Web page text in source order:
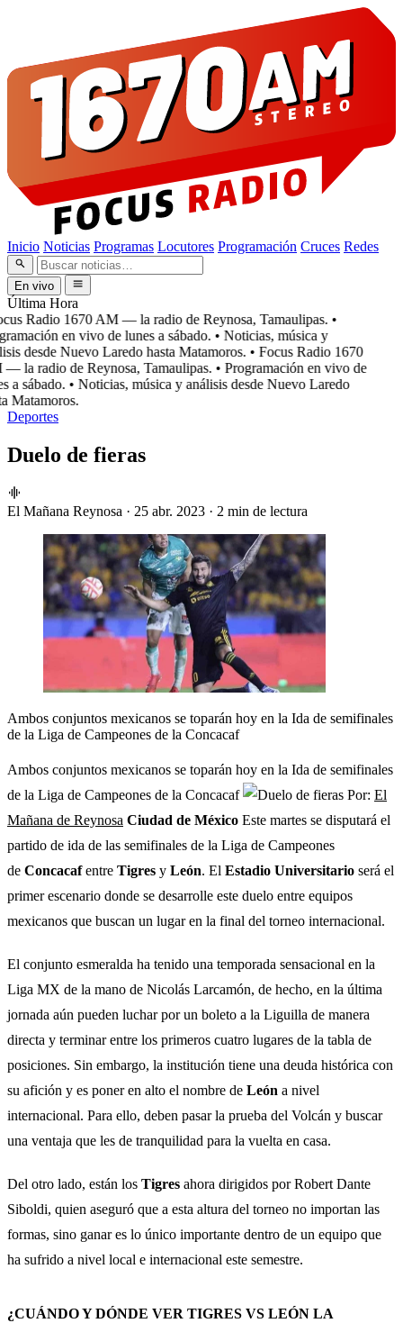
Inicio Noticias Programas Locutores Programación Cruces Redes
En vivo
Última Hora
Radio 1670 AM — la radio de Reynosa, Tamaulipas. •
en vivo de lunes a sábado. • Noticias, música y
desde Nuevo Laredo hasta Matamoros. • Focus Radio 1670
la radio de Reynosa, Tamaulipas. • Programación en vivo de
a sábado. • Noticias, música y análisis desde Nuevo Laredo
Matamoros.
Deportes
Duelo de fieras
El Mañana Reynosa · 25 abr. 2023 · 2 min de lectura
Ambos conjuntos mexicanos se toparán hoy en la Ida de semifinales
de la Liga de Campeones de la Concacaf
Ambos conjuntos mexicanos se toparán hoy en la Ida de semifinales
de la Liga de Campeones de la Concacaf
Por: El
Mañana de Reynosa Ciudad de México Este martes se disputará el
partido de ida de las semifinales de la Liga de Campeones
de Concacafentre Tigres y León. El Estadio Universitario será el
primer escenario donde se desarrolle este duelo entre equipos
mexicanos que buscan un lugar en la final del torneo internacional.
El conjunto esmeralda ha tenido una temporada sensacional en la
Liga MX de la mano de Nicolás Larcamón, de hecho, en la última
jornada aún pueden luchar por un boleto a la Liguilla de manera
directa y terminar entre los primeros cuatro lugares de la tabla de
posiciones. Sin embargo, la institución tiene una deuda histórica con
su afición y es poner en alto el nombre de León a nivel
internacional. Para ello, deben pasar la prueba del Volcán y buscar
una ventaja que les de tranquilidad para la vuelta en casa.
Del otro lado, están los Tigres ahora dirigidos por Robert Dante
Siboldi, quien aseguró que a esta altura del torneo no importan las
formas, sino ganar es lo único importante dentro de un equipo que
ha sufrido a nivel local e internacional este semestre.
¿CUÁNDO Y DÓNDE VER TIGRES VS LEÓN LA